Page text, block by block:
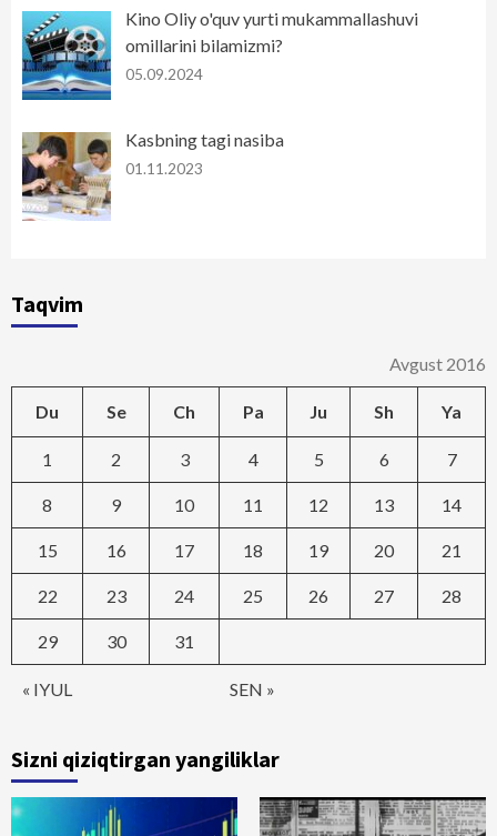
Kino Oliy o'quv yurti mukammallashuvi
omillarini bilamizmi?
05.09.2024
Kasbning tagi nasiba
01.11.2023
Taqvim
Avgust 2016
Du Se Ch Pa Ju Sh Ya
« IYUL SEN »
1 2 3 4 5 6 7
8 9 10 11 12 13 14
15 16 17 18 19 20 21
22 23 24 25 26 27 28
29 30 31
Sizni qiziqtirgan yangiliklar